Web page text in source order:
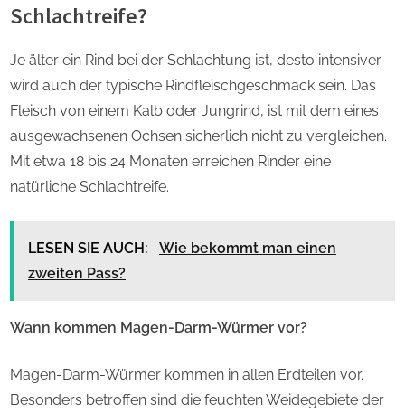
Schlachtreife?
Je älter ein Rind bei der Schlachtung ist, desto intensiver
wird auch der typische Rindfleischgeschmack sein. Das
Fleisch von einem Kalb oder Jungrind, ist mit dem eines
ausgewachsenen Ochsen sicherlich nicht zu vergleichen.
Mit etwa 18 bis 24 Monaten erreichen Rinder eine
natürliche Schlachtreife.
LESEN SIE AUCH:
Wie bekommt man einen
zweiten Pass?
Wann kommen Magen-Darm-Würmer vor?
Magen-Darm-Würmer kommen in allen Erdteilen vor.
Besonders betroffen sind die feuchten Weidegebiete der